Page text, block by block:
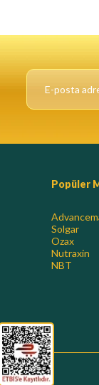
Popüler
Solgar
Ozax
Nutraxin
NBT